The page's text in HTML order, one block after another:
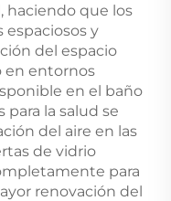
haciendo que los
espaciosos y
del espacio
en entornos
en el baño
la salud se
del aire en las
de vidrio
para
renovación del